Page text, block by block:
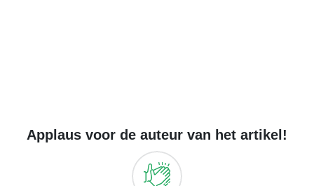
Applaus voor de auteur van het artikel!